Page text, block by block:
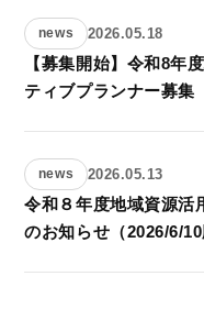
news 2026.05.18
【募集開始】令和8年
ティブプランナー募集
news 2026.05.13
令和８年度地域資源活
のお知らせ（2026/6/10